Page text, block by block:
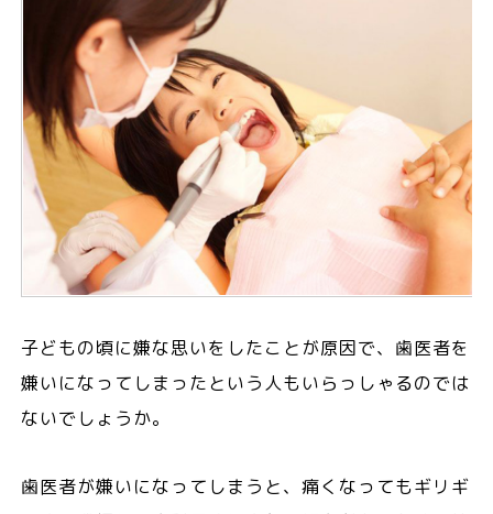
子どもの頃に嫌な思いをしたことが原因で、歯医者を
嫌いになってしまったという人もいらっしゃるのでは
ないでしょうか。
歯医者が嫌いになってしまうと、痛くなってもギリギ